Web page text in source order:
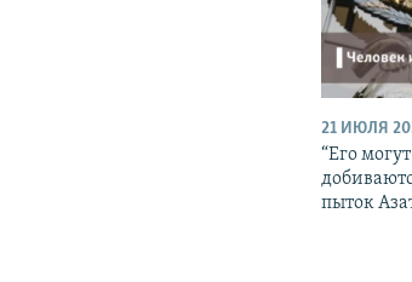
21 ИЮЛЯ
“Его
пыток